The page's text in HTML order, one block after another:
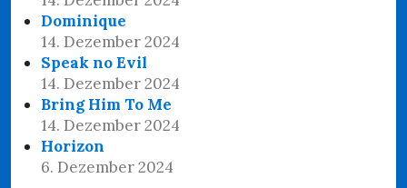
Dominique
14. Dezember 2024
Speak no Evil
14. Dezember 2024
Bring Him To Me
14. Dezember 2024
Horizon
6. Dezember 2024